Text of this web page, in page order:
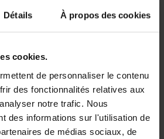
Détails À propos des cookies
cookies.
de personnaliser le contenu
des fonctionnalités relatives aux
notre trafic. Nous
des informations sur l'utilisation de
de médias sociaux, de
semeur
doit être égal au
retirées + 1
machines :Tempo F 6-8,